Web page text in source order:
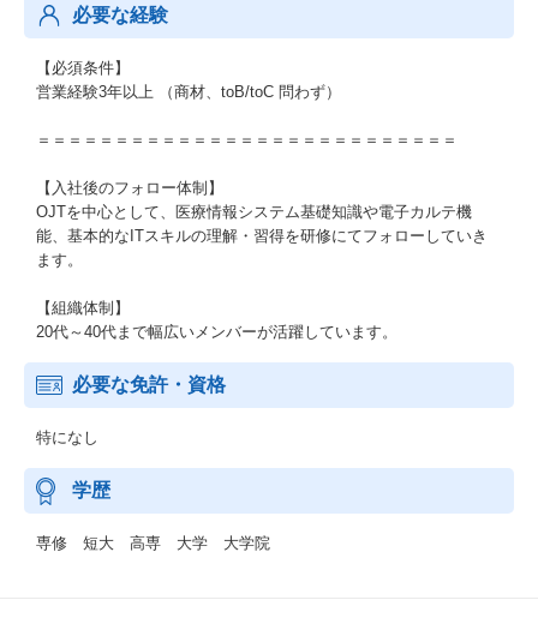
必要な経験
【必須条件】
営業経験3年以上 （商材、toB/toC 問わず）
＝＝＝＝＝＝＝＝＝＝＝＝＝＝＝＝＝＝＝＝＝＝＝＝＝＝＝
【入社後のフォロー体制】
OJTを中心として、医療情報システム基礎知識や電子カルテ機
能、基本的なITスキルの理解・習得を研修にてフォローしていき
ます。
【組織体制】
20代～40代まで幅広いメンバーが活躍しています。
必要な免許・資格
特になし
学歴
専修 短大 高専 大学 大学院